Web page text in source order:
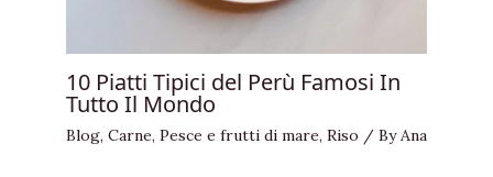
10 Piatti Tipici del Perù Famosi In
Tutto Il Mondo
Blog, Carne, Pesce e frutti di mare, Riso / ByAna